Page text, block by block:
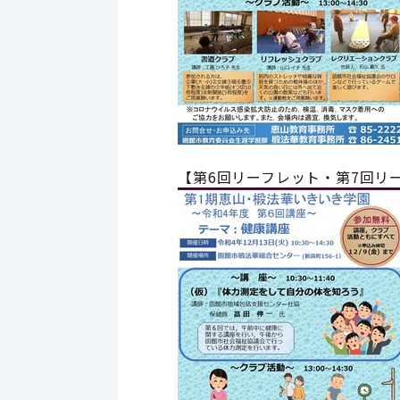
【第6回リーフレット・ 第7回リ